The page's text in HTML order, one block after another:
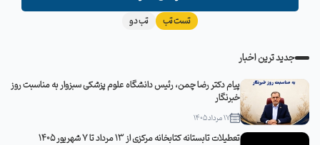
تست تب تب دو
جدید ترین اخبار
پیام دکتر رضا چمن، رئیس دانشگاه علوم پزشکی سبزوار به مناسبت روز
خبرنگار
17 مرداد 1405
تعطیلات تابستانه کتابخانه مرکزی از 13 مرداد تا 7 شهریور 1405